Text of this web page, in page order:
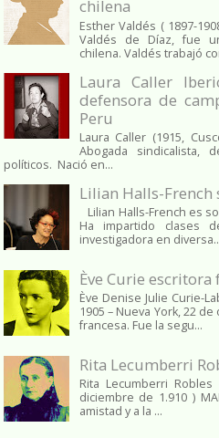
chilena
Esther Valdés ( 1897-
Valdés de Díaz, fue
chilena. Valdés trabajó
Laura Caller
defensora de
Peru
Laura Caller (1915,
Abogada sindicalista,
políticos. Nació en...
Lilian Halls-
Lilian Halls-French es
Ha impartido clases
investigadora en
Ève Curie escritora
Ève Denise Julie Curie-
1905 – Nueva York, 22
francesa. Fue la segu...
Rita Lecumberri
Rita Lecumberri
diciembre de 1.910 )
amistad y a la ...